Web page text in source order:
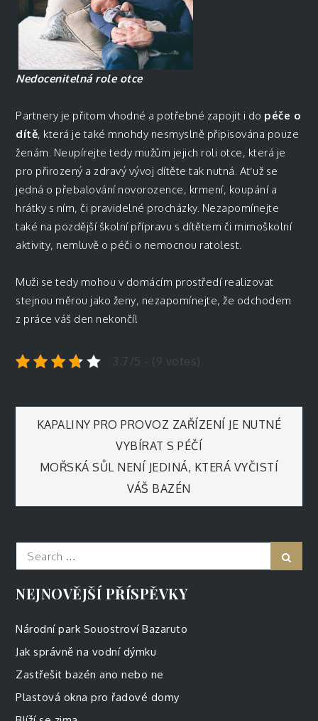
Nedocenitelná role otce
Partnery je přitom vhodné a potřebné zapojit i do péče o
dítě, která je také mnohdy nesmyslně připisována pouze
ženám. Neupírejte tedy mužům jejich roli otce, která je
pro přirozený a zdravý vývoj dítěte tak nutná. Ať už se
jedná o přebalování novorozence, krmení, koupání a
hrátky s ním, či pravidelné procházky. Nezapomínejte
také na pozdější školní přípravu s dítětem či mimoškolní
aktivity, nemluvě o péči o nemocnou ratolest.
Muži se tedy mohou v domácím prostředí realizovat
stejnou měrou jako ženy, nezapomínejte, že odchodem
z práce váš den nekončí!
3.7/5 - (9 votes)
Navigace
pro
příspěvek
KAPALINY PRO PROVOZ ZAŘÍZENÍ JE NUTNÉ
VYBÍRAT S PÉČÍ
MOŘSKÁ SŮL NENÍ JEDINÁ, KTERÁ VYČISTÍ
VÁŠ BAZÉN
Search
for:
NEJNOVĚJŠÍ PŘÍSPĚVKY
Národní park Souostroví Bazaruto
Jak správně na vodní dýmku
Zastřešit bazén ano nebo ne
Plastová okna pro řadové domy